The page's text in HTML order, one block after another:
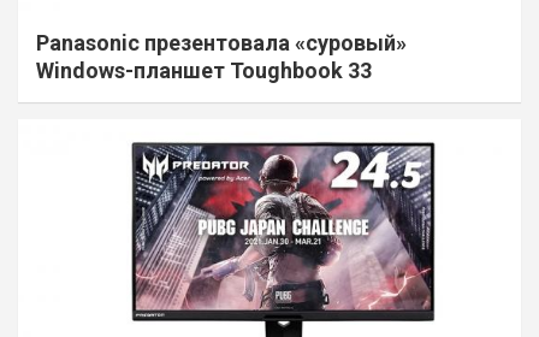
Panasonic презентовала «суровый»
Windows-планшет Toughbook 33